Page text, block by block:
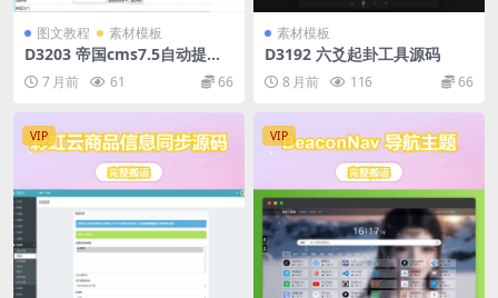
图文教程 素材模板
D3203 帝国cms7.5自动提取
关键字 & tag标签插件
7 月前 61 66
素材模板
D3192 六爻起卦工具源码
8 月前 116 66
VIP VIP